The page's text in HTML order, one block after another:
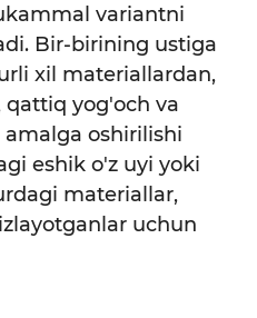
variantni
Bir-birining ustiga
xil materiallardan,
qattiq yog'och va
oshirilishi
eshik o'z uyi yoki
materiallar,
uchun